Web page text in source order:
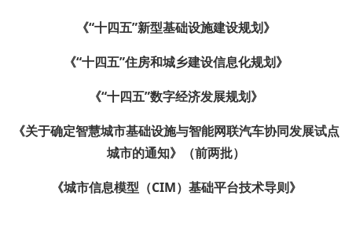
《“十四五”新型基础设施建设规划》
《“十四五”住房和城乡建设信息化规划》
《“十四五”数字经济发展规划》
《关于确定智慧城市基础设施与智能网联汽车协同发展试点
城市的通知》（前两批）
《城市信息模型（CIM）基础平台技术导则》